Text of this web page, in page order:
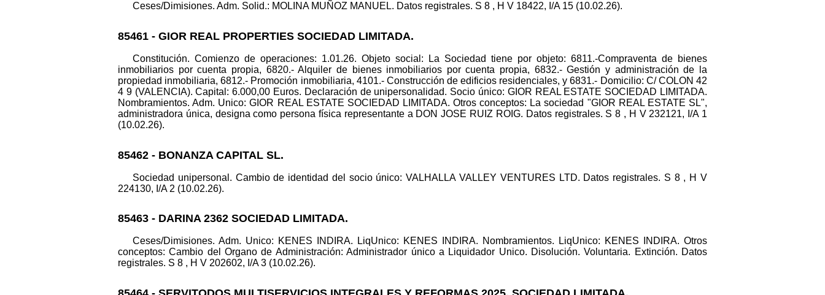
Ceses/Dimisiones. Adm. Solid.: MOLINA MUÑOZ MANUEL. Datos registrales. S 8 , H V 18422, I/A 15 (10.02.26).
85461 - GIOR REAL PROPERTIES SOCIEDAD LIMITADA.
Constitución. Comienzo de operaciones: 1.01.26. Objeto social: La Sociedad tiene por objeto: 6811.-Compraventa de bienes
inmobiliarios por cuenta propia, 6820.- Alquiler de bienes inmobiliarios por cuenta propia, 6832.- Gestión y administración de la
propiedad inmobiliaria, 6812.- Promoción inmobiliaria, 4101.- Construcción de edificios residenciales, y 6831.- Domicilio: C/ COLON 42
4 9 (VALENCIA). Capital: 6.000,00 Euros. Declaración de unipersonalidad. Socio único: GIOR REAL ESTATE SOCIEDAD LIMITADA.
Nombramientos. Adm. Unico: GIOR REAL ESTATE SOCIEDAD LIMITADA. Otros conceptos: La sociedad "GIOR REAL ESTATE SL",
administradora única, designa como persona física representante a DON JOSE RUIZ ROIG. Datos registrales. S 8 , H V 232121, I/A 1
(10.02.26).
85462 - BONANZA CAPITAL SL.
Sociedad unipersonal. Cambio de identidad del socio único: VALHALLA VALLEY VENTURES LTD. Datos registrales. S 8 , H V
224130, I/A 2 (10.02.26).
85463 - DARINA 2362 SOCIEDAD LIMITADA.
Ceses/Dimisiones. Adm. Unico: KENES INDIRA. LiqUnico: KENES INDIRA. Nombramientos. LiqUnico: KENES INDIRA. Otros
conceptos: Cambio del Organo de Administración: Administrador único a Liquidador Unico. Disolución. Voluntaria. Extinción. Datos
registrales. S 8 , H V 202602, I/A 3 (10.02.26).